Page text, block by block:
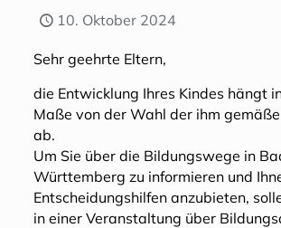
10. Oktober 2024
Sehr geehrte Eltern,
die Entwicklung Ihres Kindes hängt
Maße von der Wahl der ihm
ab.
Um Sie über die Bildungswege in
Württemberg zu informieren und
Entscheidungshilfen anzubieten,
in einer Veranstaltung über